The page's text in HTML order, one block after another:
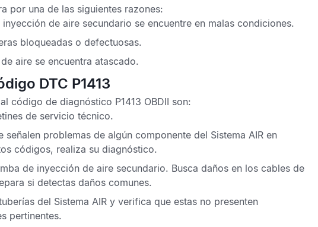
por una de las siguientes razones:
inyección de aire secundario se encuentre en malas condiciones.
bloqueadas o defectuosas.
aire se encuentra atascado.
DTC P1413
código de diagnóstico P1413 OBDII son:
de servicio técnico.
señalen problemas de algún componente del Sistema AIR en
códigos, realiza su diagnóstico.
de inyección de aire secundario. Busca daños en los cables de
si detectas daños comunes.
del Sistema AIR y verifica que estas no presenten
pertinentes.